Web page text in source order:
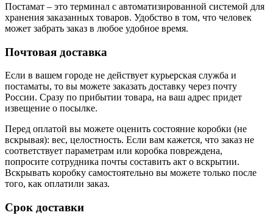
Постамат – это терминал с автоматизированной системой для
хранения заказанных товаров. Удобство в том, что человек
может забрать заказ в любое удобное время.
Почтовая доставка
Если в вашем городе не действует курьерская служба и
постаматы, то вы можете заказать доставку через почту
России. Сразу по прибытии товара, на ваш адрес придет
извещение о посылке.
Перед оплатой вы можете оценить состояние коробки (не
вскрывая): вес, целостность. Если вам кажется, что заказ не
соответствует параметрам или коробка повреждена,
попросите сотрудника почты составить акт о вскрытии.
Вскрывать коробку самостоятельно вы можете только после
того, как оплатили заказ.
Срок доставки